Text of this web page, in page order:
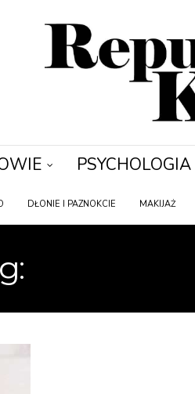
PSYCHOLOGIA
DŁONIE I PAZNOKCIE MAKIJAŻ